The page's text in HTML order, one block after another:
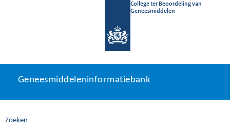
College ter Beoordeling van
Geneesmiddelen
naar
Geneesmiddeleninformatiebank
U
zich
hier:
Geneesmiddeleninformatiebank
Zoeken